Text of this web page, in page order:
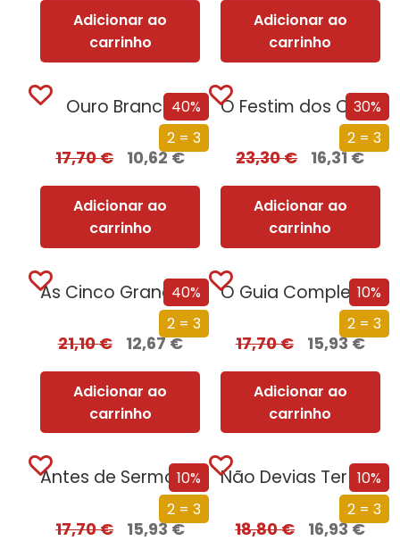
Adicionar ao
carrinho
Adicionar ao
carrinho
40%
2 = 3
Ouro Branco
17,70€ 10,62€
Adicionar ao
carrinho
30%
2 = 3
O Festim dos Corvos (Edição especial limitada)
23,30€ 16,31€
Adicionar ao
carrinho
40%
2 = 3
As Cinco Grandes Revoluções da História de Portugal
21,10€ 12,67€
Adicionar ao
carrinho
10%
2 = 3
O Guia Completo sobre Absolutamente Tudo
17,70€ 15,93€
Adicionar ao
carrinho
10%
2 = 3
Antes de Sermos Vossos
17,70€ 15,93€
10%
2 = 3
Não Devias Ter Vindo
18,80€ 16,93€